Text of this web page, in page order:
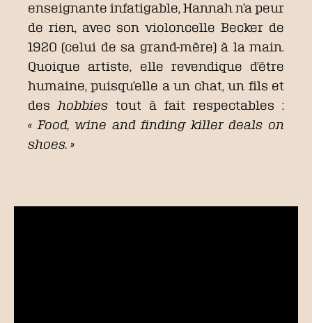
enseignante infatigable, Hannah n’a peur
de rien, avec son violoncelle Becker de
1920 (celui de sa grand-mère) à la main.
Quoique artiste, elle revendique d’être
humaine, puisqu’elle a un chat, un fils et
des hobbies tout à fait respectables :
« Food, wine and finding killer deals on
shoes. »